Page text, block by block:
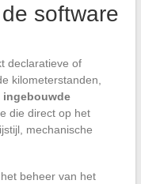
software
declaratieve of
kilometerstanden,
ingebouwde
die direct op het
mechanische
beheer van het